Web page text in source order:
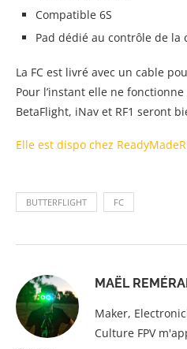
Compatible 6S
Pad dédié au contrôle de la
La FC est livré avec un cable
Pour l’instant elle ne
BetaFlight, iNav et RF1 seront
Elle est dispo chez
BUTTERFLIGHT FC
MAËL
Maker,
Culture FPV